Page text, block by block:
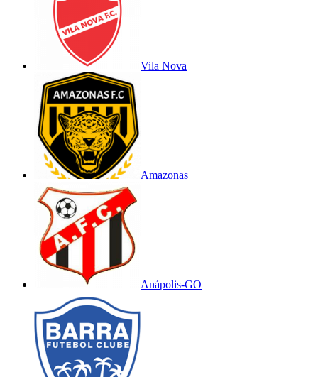
Vila Nova
Amazonas
Anápolis-GO